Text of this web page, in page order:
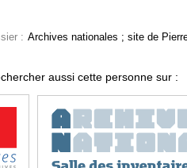
: Archives nationales ; site de
aussi cette personne sur :